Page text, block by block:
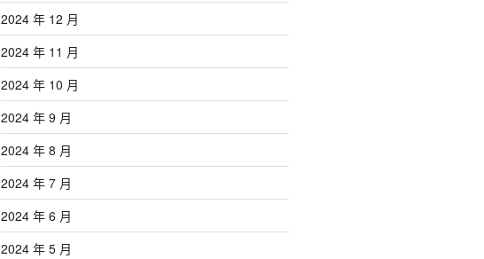
2024 年 12 月
2024 年 11 月
2024 年 10 月
2024 年 9 月
2024 年 8 月
2024 年 7 月
2024 年 6 月
2024 年 5 月